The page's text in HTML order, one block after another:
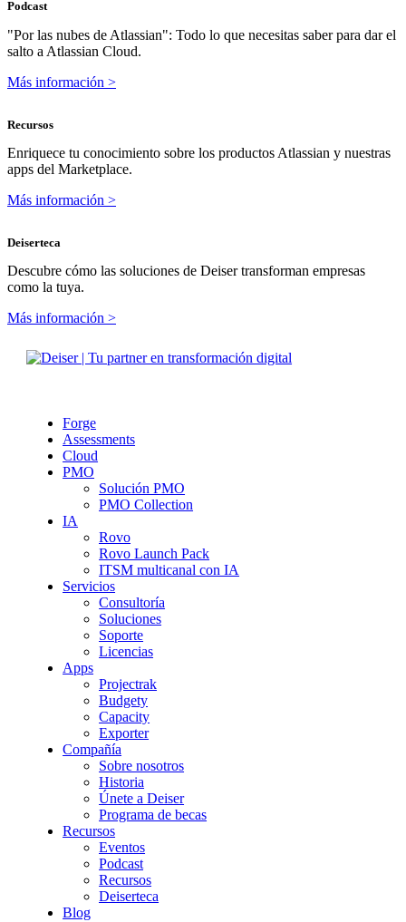
Podcast
"Por las nubes de Atlassian": Todo lo que necesitas saber para dar el
salto a Atlassian Cloud.
Más información >
Recursos
Enriquece tu conocimiento sobre los productos Atlassian y nuestras
apps del Marketplace.
Más información >
Deiserteca
Descubre cómo las soluciones de Deiser transforman empresas
como la tuya.
Más información >
Forge
Assessments
Cloud
PMO
Solución PMO
PMO Collection
IA
Rovo
Rovo Launch Pack
ITSM multicanal con IA
Servicios
Consultoría
Soluciones
Soporte
Licencias
Apps
Projectrak
Budgety
Capacity
Exporter
Compañía
Sobre nosotros
Historia
Únete a Deiser
Programa de becas
Recursos
Eventos
Podcast
Recursos
Deiserteca
Blog